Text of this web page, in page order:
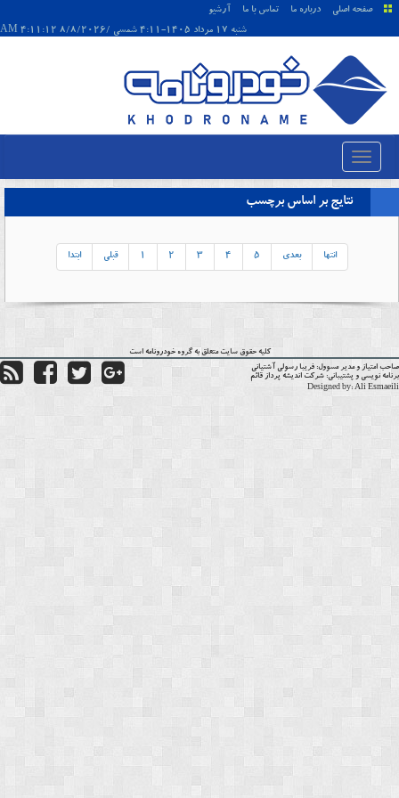
صفحه اصلی درباره ما تماس با ما
آرشیو
شنبه 17 مرداد 1405-4:11 شمسی /8/8/2026 4:11:12 AM
نتایج بر اساس برچسب
ابتدا قبلی 2 3 4 5 بعدی انتها
کلیه حقوق سایت متعلق به گروهخودرونامهاست
امتیاز و مدیر مسوول: فریبا رسولی آشتیانی
نویسی و پشتیبانی: شرکت اندیشه پرداز قائم
Designed by: Ali